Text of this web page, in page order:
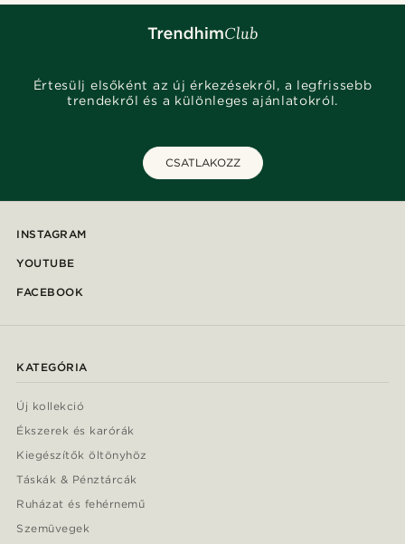
Értesülj elsőként az új érkezésekről, a legfrissebb
trendekről és a különleges ajánlatokról.
CSATLAKOZZ
INSTAGRAM
YOUTUBE
FACEBOOK
KATEGÓRIA
Új kollekció
Ékszerek és karórák
Kiegészítők öltönyhöz
Táskák & Pénztárcák
Ruházat és fehérnemű
Szemüvegek